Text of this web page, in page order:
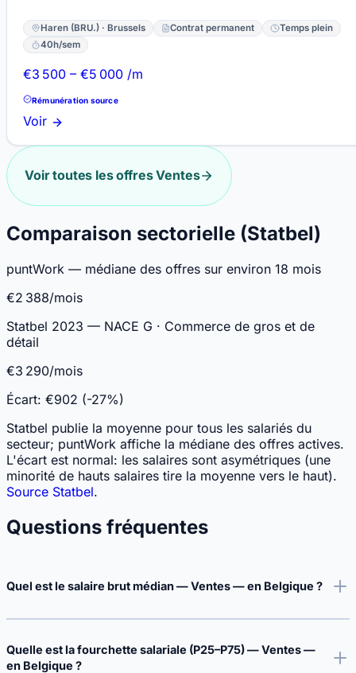
Haren (BRU.) · Brussels Contrat permanent
Temps plein
40h/sem
€3 500 – €5 000 /m
Rémunération source
Voir
Voir toutes les offres Ventes
Comparaison sectorielle (Statbel)
puntWork — médiane des offres sur environ 18 mois
€2 388/mois
Statbel 2023 — NACE G · Commerce de gros et de
détail
€3 290/mois
Écart: €902 (-27%)
Statbel publie la moyenne pour tous les salariés du
secteur; puntWork affiche la médiane des offres actives.
L'écart est normal: les salaires sont asymétriques (une
minorité de hauts salaires tire la moyenne vers le haut).
Source Statbel.
Questions fréquentes
Quel est le salaire brut médian — Ventes — en Belgique ?
Quelle est la fourchette salariale (P25–P75) — Ventes —
en Belgique ?